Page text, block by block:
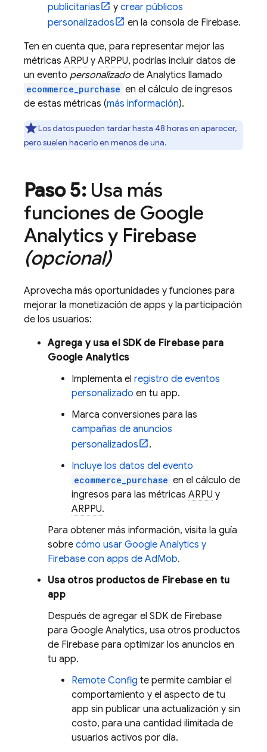
publicitarias
y crear públicos
personalizados
en la consola de Firebase.
Ten en cuenta que, para representar mejor las
métricas ARPU y ARPPU, podrías incluir datos de
un evento personalizado de Analytics llamado
ecommerce_purchase en el cálculo de ingresos
de estas métricas (más información).
Los datos pueden tardar hasta 48 horas en aparecer,
pero suelen hacerlo en menos de una.
Paso 5:Usa más
funciones de Google
Analytics y Firebase
(opcional)
Aprovecha más oportunidades y funciones para
mejorar la monetización de apps y la participación
de los usuarios:
Agrega y usa el SDK de Firebase para
Google Analytics
Implementa el registro de eventos
personalizado en tu app.
Marca conversiones para las
campañas de anuncios
personalizados
.
Incluye los datos del evento
ecommerce_purchase en el cálculo de
ingresos para las métricas ARPU y
ARPPU.
Para obtener más información, visita la guía
sobre cómo usar Google Analytics y
Firebase con apps de AdMob.
Usa otros productos de Firebase en tu
app
Después de agregar el SDK de Firebase
para Google Analytics, usa otros productos
de Firebase para optimizar los anuncios en
tu app.
Remote Config te permite cambiar el
comportamiento y el aspecto de tu
app sin publicar una actualización y sin
costo, para una cantidad ilimitada de
usuarios activos por día.